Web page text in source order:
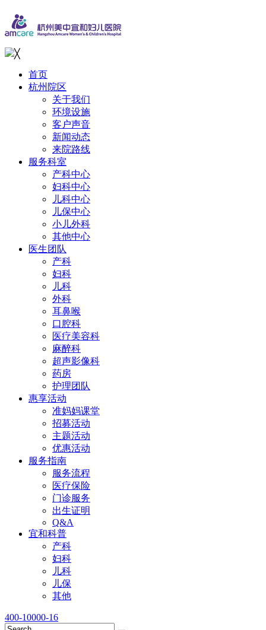
╳
首页
杭州院区
关于我们
环境设施
客户声音
新闻动态
来院路线
服务科室
产科中心
妇科中心
儿科中心
儿保中心
小儿外科
其他中心
医生团队
产科
妇科
儿科
外科
耳鼻喉
口腔科
医疗美容科
麻醉科
超声影像科
药房
护理团队
惠享活动
准妈妈课堂
招募活动
主题活动
优惠活动
服务指南
服务流程
医疗保险
门诊服务
出生证明
Q&A
宜和科普
产科
妇科
儿科
儿保
其他
400-10000-16